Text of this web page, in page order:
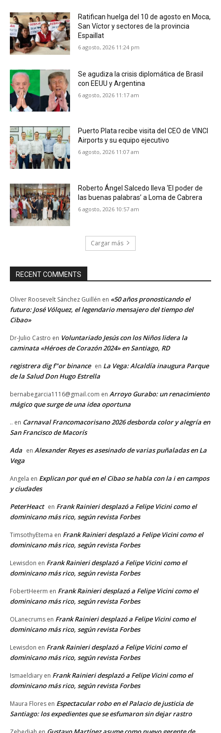
Ratifican huelga del 10 de agosto en Moca,
San Víctor y sectores de la provincia
Espaillat
6 agosto, 2026 11:24 pm
Se agudiza la crisis diplomática de Brasil
con EEUU y Argentina
6 agosto, 2026 11:17 am
Puerto Plata recibe visita del CEO de VINCI
Airports y su equipo ejecutivo
6 agosto, 2026 11:07 am
Roberto Ángel Salcedo lleva ‘El poder de
las buenas palabras’ a Loma de Cabrera
6 agosto, 2026 10:57 am
Cargar más
RECENT COMMENTS
Oliver Roosevelt Sánchez Guillén en «50 años pronosticando el
futuro: José Vólquez, el legendario mensajero del tiempo del
Cibao»
Dr-Julio Castro en Voluntariado Jesús con los Niños lidera la
caminata «Héroes de Corazón 2024» en Santiago, RD
registrera dig f"or binance en La Vega: Alcaldía inaugura Parque
de la Salud Don Hugo Estrella
bernabegarcia1116@gmail.com en Arroyo Gurabo: un renacimiento
mágico que surge de una idea oportuna
.. en Carnaval Francomacorisano 2026 desborda color y alegría en
San Francisco de Macorís
Ada en Alexander Reyes es asesinado de varias puñaladas en La
Vega
Angela en Explican por qué en el Cibao se habla con la i en campos
y ciudades
PeterHeact en Frank Rainieri desplazó a Felipe Vicini como el
dominicano más rico, según revista Forbes
TimsothyEtema en Frank Rainieri desplazó a Felipe Vicini como el
dominicano más rico, según revista Forbes
Lewisdon en Frank Rainieri desplazó a Felipe Vicini como el
dominicano más rico, según revista Forbes
FobertHeerm en Frank Rainieri desplazó a Felipe Vicini como el
dominicano más rico, según revista Forbes
OLanecrums en Frank Rainieri desplazó a Felipe Vicini como el
dominicano más rico, según revista Forbes
Lewisdon en Frank Rainieri desplazó a Felipe Vicini como el
dominicano más rico, según revista Forbes
Ismaeldiary en Frank Rainieri desplazó a Felipe Vicini como el
dominicano más rico, según revista Forbes
Maura Flores en Espectacular robo en el Palacio de justicia de
Santiago: los expedientes que se esfumaron sin dejar rastro